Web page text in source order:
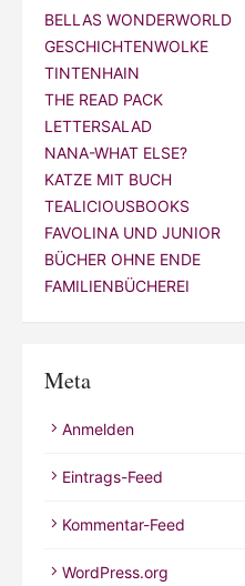
BELLAS WONDERWORLD
GESCHICHTENWOLKE
TINTENHAIN
THE READ PACK
LETTERSALAD
NANA-WHAT ELSE?
KATZE MIT BUCH
TEALICIOUSBOOKS
FAVOLINA UND JUNIOR
BÜCHER OHNE ENDE
FAMILIENBÜCHEREI
Meta
Anmelden
Eintrags-Feed
Kommentar-Feed
WordPress.org